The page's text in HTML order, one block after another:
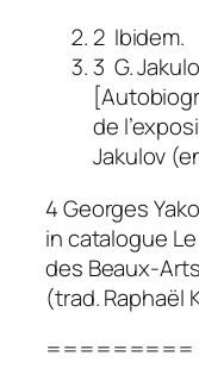
2 Ibidem.
3 G.
de
Jakulov
4 Georges
in catalogue
des Beaux-
(trad. Raphaël
=========